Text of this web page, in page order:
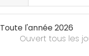
Toute l'année 2026
Ouvert tous les